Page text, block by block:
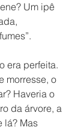
Um ipê
era perfeita.
morresse, o
Haveria o
da árvore, a
lá? Mas